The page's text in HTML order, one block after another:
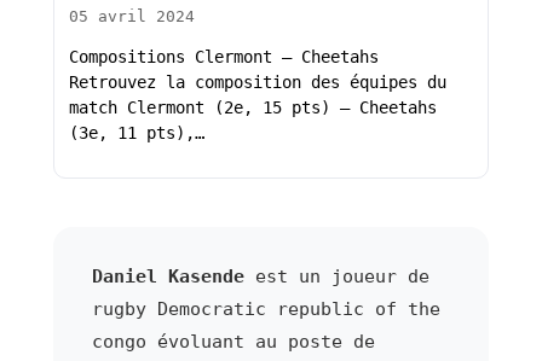
05 avril 2024
Compositions Clermont – Cheetahs
Retrouvez la composition des équipes du
match Clermont (2e, 15 pts) – Cheetahs
(3e, 11 pts),…
Daniel Kasendeest un joueur de
rugby Democratic republic of the
congo évoluant au poste de